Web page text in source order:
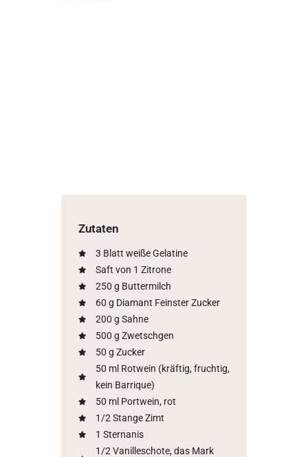
Zutaten
3 Blatt weiße Gelatine
Saft von 1 Zitrone
250 g Buttermilch
60 g Diamant Feinster Zucker
200 g Sahne
500 g Zwetschgen
50 g Zucker
50 ml Rotwein (kräftig, fruchtig,
kein Barrique)
50 ml Portwein, rot
1/2 Stange Zimt
1 Sternanis
1/2 Vanilleschote, das Mark